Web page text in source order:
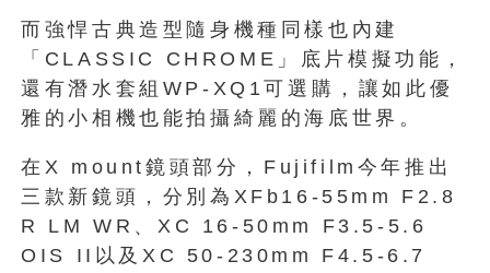
而強悍古典造型隨身機種同樣也內建
「CLASSIC CHROME」底片模擬功能，
還有潛水套組WP-XQ1可選購，讓如此優
雅的小相機也能拍攝綺麗的海底世界。
在X mount鏡頭部分，Fujifilm今年推出
三款新鏡頭，分別為XFb16-55mm F2.8
R LM WR、XC 16-50mm F3.5-5.6
OIS II以及XC 50-230mm F4.5-6.7